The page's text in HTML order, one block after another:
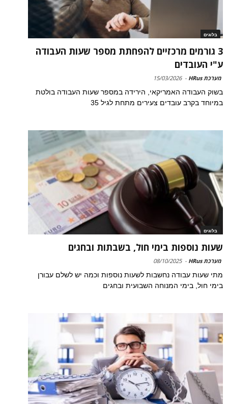
בלוגים
3 גורמים מרכזיים להפחתת מספר שעות העבודה
ע"י העובדים
מערכת HRus -
15/03/2026
בשוק העבודה האמריקאי, הירידה במספר שעות העבודה בולטת
במיוחד בקרב עובדים צעירים מתחת לגיל 35
בלוגים
שעות נוספות בימי חול, בשבתות ובחגים
מערכת HRus -
08/10/2025
מתי שעות עבודה נחשבות לשעות נוספות וכמה יש לשלם עבורן
בימי חול, בימי המנוחה השבועית ובחגים